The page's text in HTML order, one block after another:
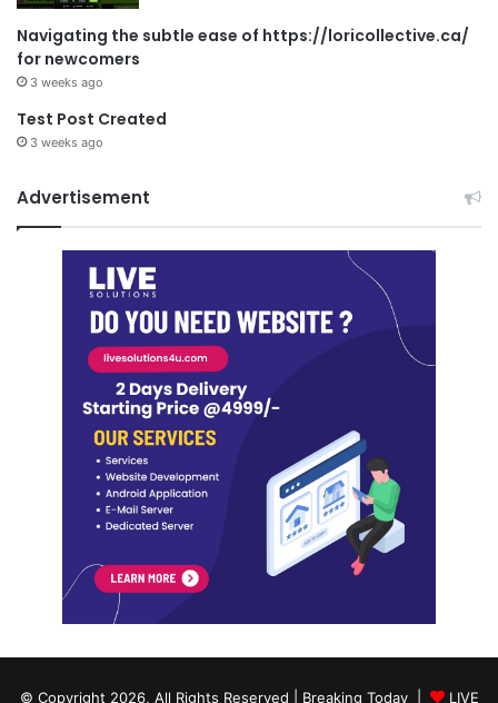
Navigating the subtle ease of https://loricollective.ca/
for newcomers
3 weeks ago
Test Post Created
3 weeks ago
Advertisement
© Copyright 2026, All Rights Reserved | Breaking Today | LIVE